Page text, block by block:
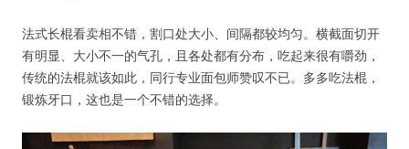
法式长棍看卖相不错，割口处大小、间隔都较均匀。横截面切开
有明显、大小不一的气孔，且各处都有分布，吃起来很有嚼劲，
传统的法棍就该如此，同行专业面包师赞叹不已。多多吃法棍，
锻炼牙口，这也是一个不错的选择。